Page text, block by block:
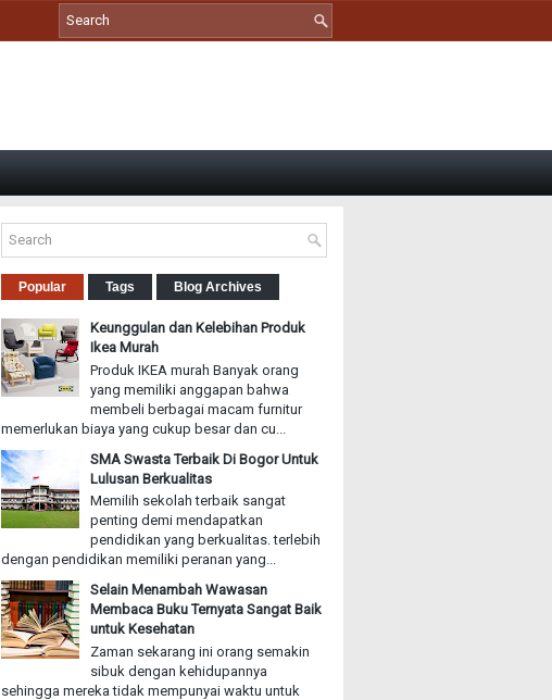
Popular Tags Blog Archives
Keunggulan dan Kelebihan Produk
Ikea Murah
Produk IKEA murah Banyak orang
yang memiliki anggapan bahwa
membeli berbagai macam furnitur
memerlukan biaya yang cukup besar dan cu...
SMA Swasta Terbaik Di Bogor Untuk
Lulusan Berkualitas
Memilih sekolah terbaik sangat
penting demi mendapatkan
pendidikan yang berkualitas. terlebih
dengan pendidikan memiliki peranan yang...
Selain Menambah Wawasan
Membaca Buku Ternyata Sangat Baik
untuk Kesehatan
Zaman sekarang ini orang semakin
sibuk dengan kehidupannya
sehingga mereka tidak mempunyai waktu untuk